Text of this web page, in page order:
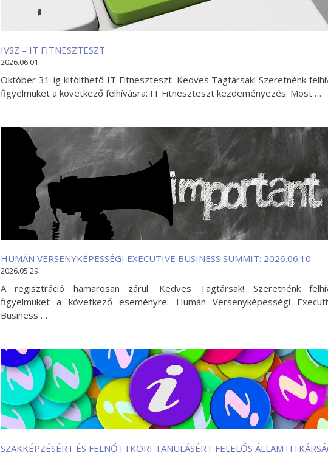
IVSZ – IT FITNESZTESZT
2026.06.01.
Október 31-ig kitölthető IT Fitneszteszt. Kedves Tagtársak! Szeretnénk
figyelmüket a következő felhívásra: IT Fitneszteszt kezdeményezés. Most …
HUMÁN VERSENYKÉPESSÉGI EXECUTIVE BUSINESS SUMMIT: 2026.06.10.
2026.05.29.
A regisztráció hamarosan zárul. Kedves Tagtársak! Szeretnénk
figyelmüket a következő eseményre: Humán Versenyképességi
Business …
SZAKKÉPZÉSÉRT ÉS FELNŐTTKORI TANULÁSÉRT FELELŐS